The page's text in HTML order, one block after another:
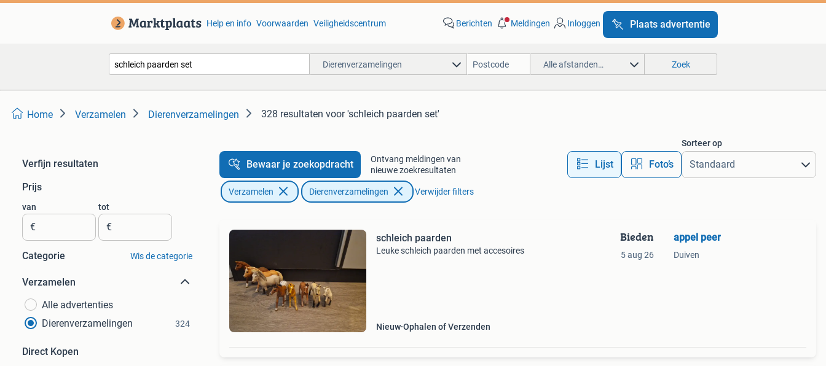
Help en info Voorwaarden Veiligheidscentrum Berichten Meldingen Inloggen Plaats advertentie
Dierenverzamelingen Alle afstanden… Zoek
Home Verzamelen Dierenverzamelingen 328 resultaten voor 'schleich paarden set'
Verfijn resultaten
Prijs
van
€
tot
€
Categorie Wis de categorie
Verzamelen
Alle advertenties
Dierenverzamelingen
324
Direct Kopen
Bewaar je zoekopdracht
Ontvang meldingen van
nieuwe zoekresultaten
Lijst Foto’s
Sorteer op
Verzamelen Dierenverzamelingen Verwijder filters
schleich paarden
Leuke schleich paarden met accesoires
Nieuw Ophalen of Verzenden
Bieden
5 aug 26
appel peer
Duiven